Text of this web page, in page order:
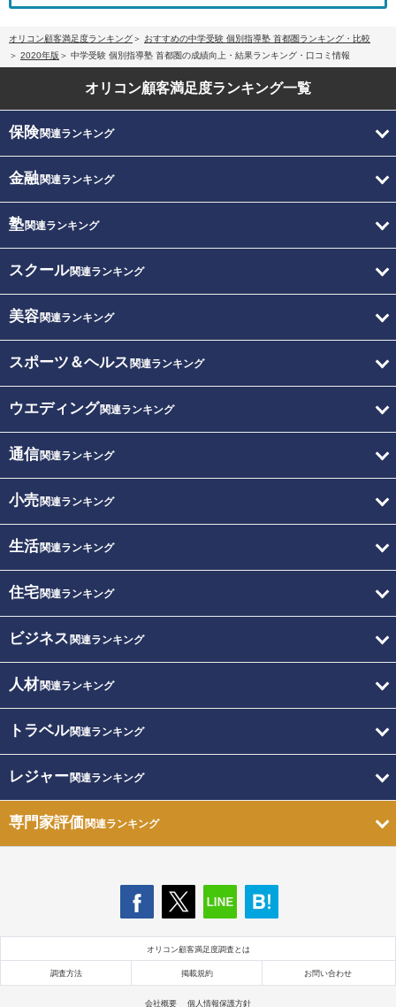
オリコン顧客満足度ランキング
おすすめの中学受験 個別指導塾 首都圏ランキング・比較
2020年版
中学受験 個別指導塾 首都圏の成績向上・結果ランキング・口コミ情報
オリコン顧客満足度ランキング一覧
保険関連ランキング
金融関連ランキング
塾関連ランキング
スクール関連ランキング
美容関連ランキング
スポーツ＆ヘルス 関連ランキング
ウエディング関連ランキング
通信関連ランキング
小売関連ランキング
生活関連ランキング
住宅関連ランキング
ビジネス 関連ランキング
人材関連ランキング
トラベル関連ランキング
レジャー関連ランキング
専門家評価関連ランキング
オリコン顧客満足度調査とは
調査方法 掲載規約 お問い合わせ
会社概要 個人情報保護方針